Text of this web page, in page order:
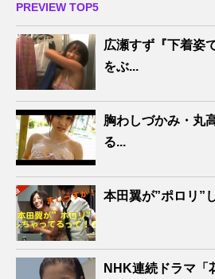
PREVIEW TOP5
広瀬すず『下着姿
をぶ...
胸わしづかみ・丸
る...
本田翼が”ポロリ”
NHK連続ドラマ「